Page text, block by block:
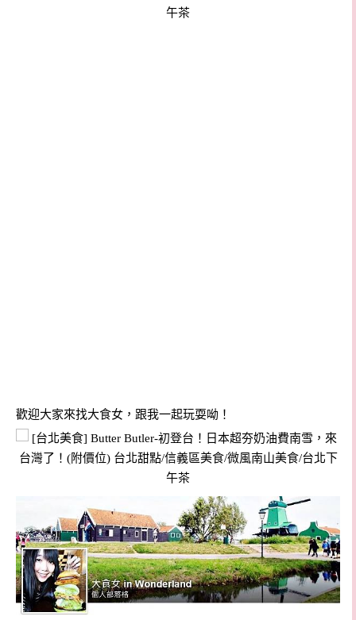
歡迎大家來找大食女，跟我一起玩耍呦！